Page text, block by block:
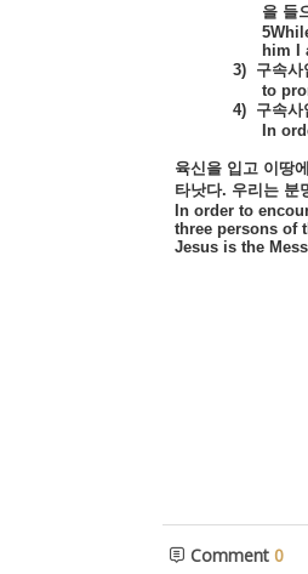
을 들
him I
3) 구속사
to
4) 구속사
In
육신을 입고 이땅에
타낫다. 우리는 분
In order to
three persons of
Jesus is the
Comment 0